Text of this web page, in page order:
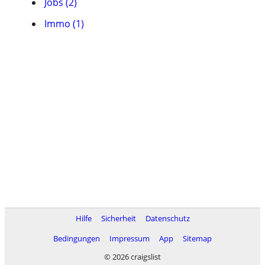
Immo (1)
Hilfe Sicherheit
Datenschutz
Bedingungen
Impressum App
Sitemap
© 2026 craigslist